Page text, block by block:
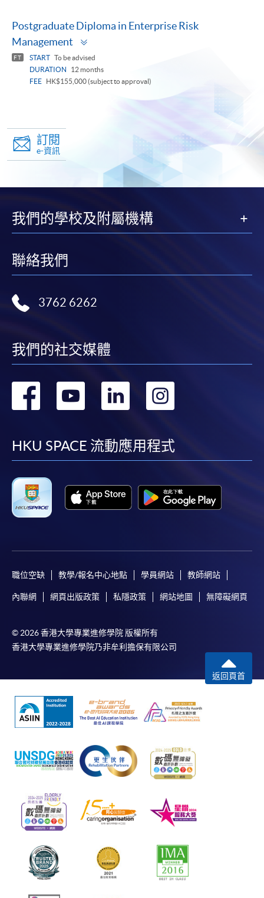
Postgraduate Diploma in Enterprise Risk
Management
FT START To be advised
DURATION
12 months
FEE
HK$155,000 (subject to approval)
訂閱
e-資訊
我們的學校及附屬機構
聯絡我們
3762 6262
我們的社交媒體
轉
facebook
轉
youtube
轉
linkedin
HKU SPACE 流動應用程式
職位空缺 教學/報名中心地點 學員網站 教師網站
內聯網 網頁出版政策 私隱政策 網站地圖 無障礙網頁
© 2026 香港大學專業進修學院 版權所有
香港大學專業進修學院乃非牟利擔保有限公司
返回頁首